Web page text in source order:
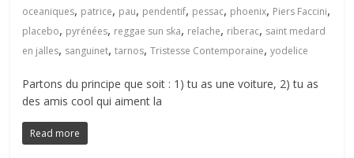
oceaniques, patrice, pau, pendentif, pessac, phoenix, Piers Faccini,
placebo, pyrénées, reggae sun ska, relache, riberac, saint medard
en jalles, sanguinet,tarnos,Tristesse Contemporaine,yodelice
Partons du principe que soit : 1) tu as une voiture, 2) tu as
des amis cool qui aiment la
Read more